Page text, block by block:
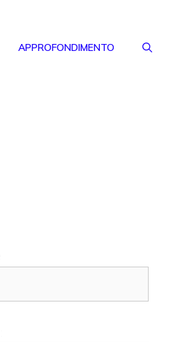
APPROFONDIMENTO